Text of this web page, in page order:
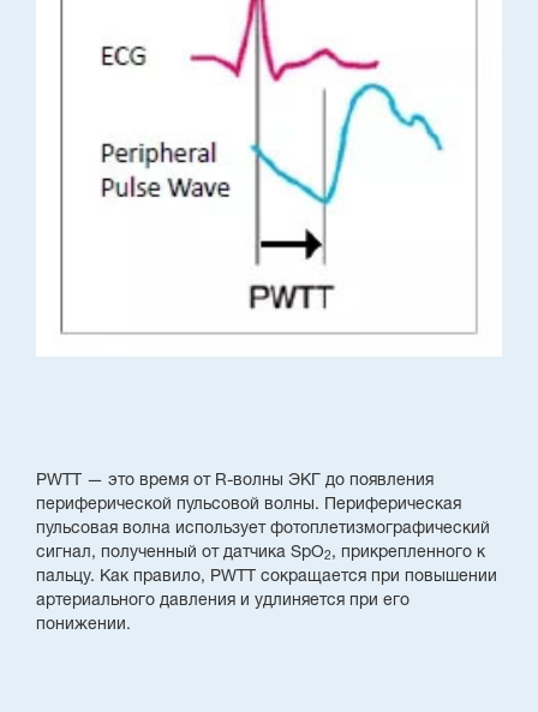
PWTT — это время от R-волны ЭКГ до появления
периферической пульсовой волны. Периферическая
пульсовая волна использует фотоплетизмографический
сигнал, полученный от датчика SpO2 , прикрепленного к
пальцу. Как правило, PWTT сокращается при повышении
артериального давления и удлиняется при его
понижении.